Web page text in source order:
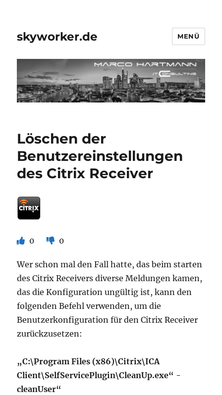
skyworker.de MENÜ
Löschen der
Benutzereinstellungen
des Citrix Receiver
0 0
Wer schon mal den Fall hatte, das beim starten
des Citrix Receivers diverse Meldungen kamen,
das die Konfiguration ungültig ist, kann den
folgenden Befehl verwenden, um die
Benutzerkonfiguration für den Citrix Receiver
zurückzusetzen:
„C:\Program Files (x86)\Citrix\ICA
Client\SelfServicePlugin\CleanUp.exe“ -
cleanUser“